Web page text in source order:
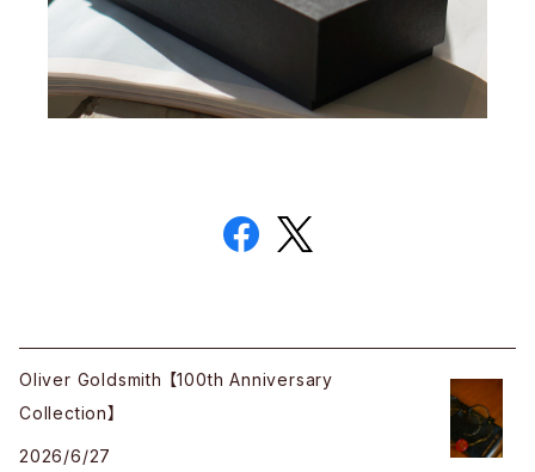
Oliver Goldsmith 【100th Anniversary
Collection】
2026/6/27